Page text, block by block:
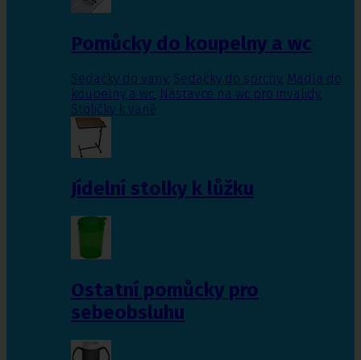
Pomůcky do koupelny a wc
Sedačky do vany, Sedačky do sprchy, Madla do
koupelny a wc, Nástavce na wc pro invalidy,
Stoličky k vaně
Jídelní stolky k lůžku
Ostatní pomůcky pro
sebeobsluhu